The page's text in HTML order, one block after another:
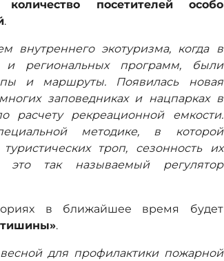
посетителей особо
.
внутреннего экотуризма, когда в
и региональных программ, были
и маршруты. Появилась новая
заповедниках и нацпарках в
расчету рекреационной емкости.
методике, в которой
троп, сезонность их
так называемый регулятор
в ближайшее время будет
тишины».
для профилактики пожарной